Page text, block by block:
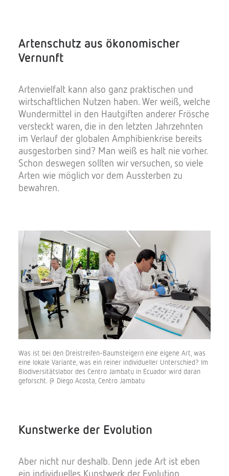
Artenschutz aus ökonomischer
Vernunft
Artenvielfalt kann also ganz praktischen und
wirtschaftlichen Nutzen haben. Wer weiß, welche
Wundermittel in den Hautgiften anderer Frösche
versteckt waren, die in den letzten Jahrzehnten
im Verlauf der globalen Amphibienkrise bereits
ausgestorben sind? Man weiß es halt nie vorher.
Schon deswegen sollten wir versuchen, so viele
Arten wie möglich vor dem Aussterben zu
bewahren.
Was ist bei den Dreistreifen-Baumsteigern eine eigene Art, was
eine lokale Variante, was ein reiner individueller Unterschied? Im
Biodiversitätslabor des Centro Jambatu in Ecuador wird daran
geforscht. @ Diego Acosta, Centro Jambatu
Kunstwerke der Evolution
Aber nicht nur deshalb. Denn jede Art ist eben
ein individuelles Kunstwerk der Evolution.